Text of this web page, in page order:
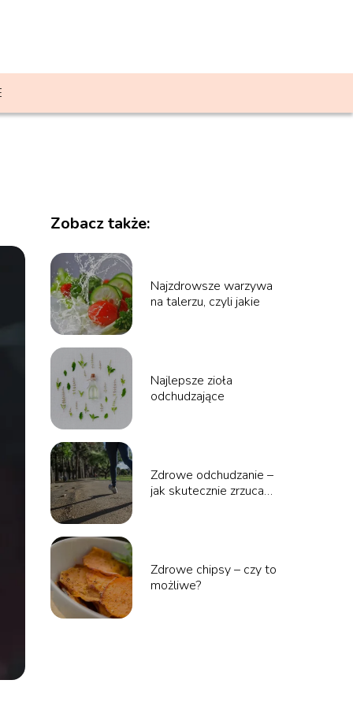
Zobacz także:
Najzdrowsze warzywa
na talerzu, czyli jakie
Najlepsze zioła
odchudzające
Zdrowe odchudzanie –
jak skutecznie zrzucać
Zdrowe chipsy – czy to
możliwe?